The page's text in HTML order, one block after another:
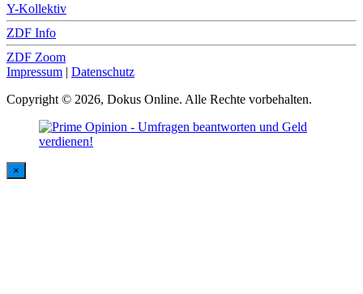
Y-Kollektiv
ZDF Info
ZDF Zoom
Impressum | Datenschutz
Copyright © 2026, Dokus Online. Alle Rechte vorbehalten.
×